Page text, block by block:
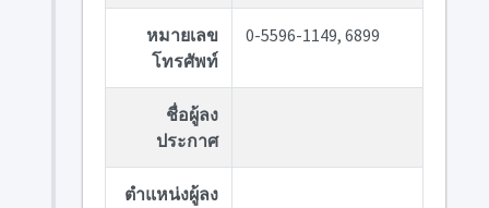
หมายเลข
โทรศัพท์
0-5596-1149, 6899
ชื่อผู้ลง
ประกาศ
ตำแหน่งผู้ลง